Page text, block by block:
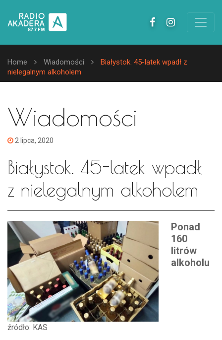
Home Wiadomości
Białystok. 45-latek wpadł z
nielegalnym alkoholem
Wiadomości
2 lipca, 2020
Białystok. 45-latek wpadł
z nielegalnym alkoholem
źródło: KAS
Ponad
160
litrów
alkoholu